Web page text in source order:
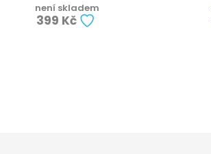
není skladem
399 Kč